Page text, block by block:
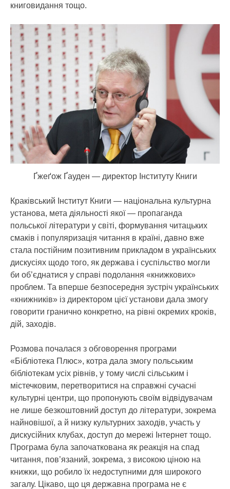
книговидання тощо.
Ґжеґож Ґауден — директор Інституту Книги
Краківський Інститут Книги — національна культурна
установа, мета діяльності якої — пропаганда
польської літератури у світі, формування читацьких
смаків і популяризація читання в країні, давно вже
стала постійним позитивним прикладом в українських
дискусіях щодо того, як держава і суспільство могли
би об’єднатися у справі подолання «книжкових»
проблем. Та вперше безпосередня зустріч українських
«книжників» із директором цієї установи дала змогу
говорити гранично конкретно, на рівні окремих кроків,
дій, заходів.
Розмова почалася з обговорення програми
«Бібліотека Плюс», котра дала змогу польським
бібліотекам усіх рівнів, у тому числі сільським і
містечковим, перетворитися на справжні сучасні
культурні центри, що пропонують своїм відвідувачам
не лише безкоштовний доступ до літератури, зокрема
найновішої, а й низку культурних заходів, участь у
дискусійних клубах, доступ до мережі Інтернет тощо.
Програма була започаткована як реакція на спад
читання, пов’язаний, зокрема, з високою ціною на
книжки, що робило їх недоступними для широкого
загалу. Цікаво, що ця державна програма не є